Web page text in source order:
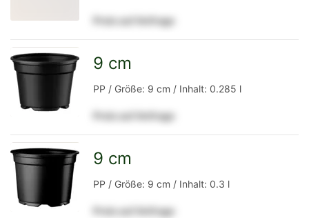
Detailseite
Preis auf Anfrage
Detailseite
9 cm
PP / Größe: 9 cm / Inhalt: 0.285 l
Preis auf Anfrage
9 cm
PP / Größe: 9 cm / Inhalt: 0.3 l
Preis auf Anfrage